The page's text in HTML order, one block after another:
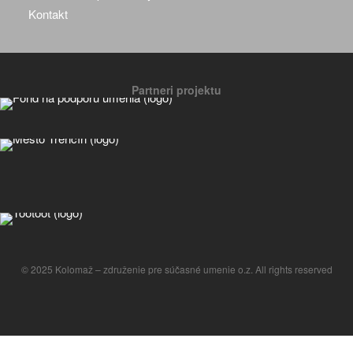
Kontakt
Partneri projektu
© 2025 Kolomaž – združenie pre súčasné umenie o.z. All rights reserved